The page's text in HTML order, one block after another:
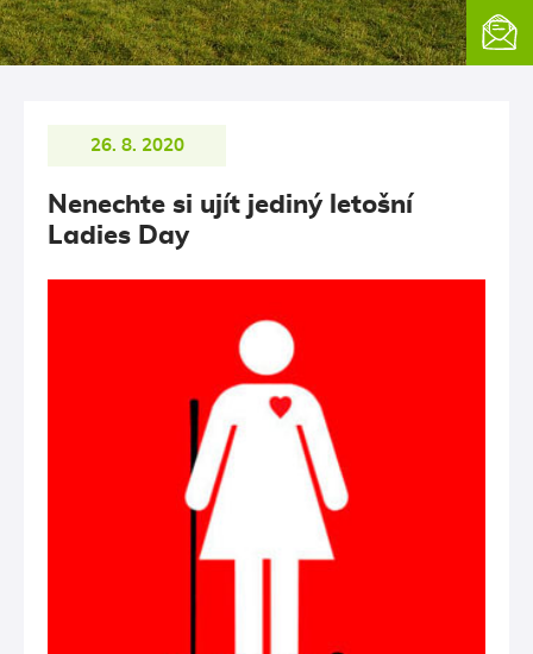
26. 8. 2020
Nenechte si ujít jediný letošní
Ladies Day